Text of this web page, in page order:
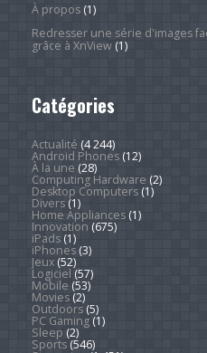
À propos(1)
Redresser une série d'images
grâce à XnView(1)
Catégories
Actualité (4 244)
Android Phones(12)
À la une (28)
Computing Hardware (2)
Desktop Computers(1)
Divers(1)
Home Appliances(1)
Innovation (675)
iPads(1)
iPhones(3)
Jeux(52)
Logiciel (57)
Mobile (53)
Movies(2)
Outdoors(5)
PC Gaming(1)
Sleep (2)
Sports(546)